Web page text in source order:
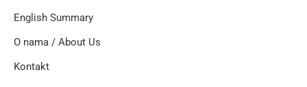
English Summary
O nama / About Us
Kontakt